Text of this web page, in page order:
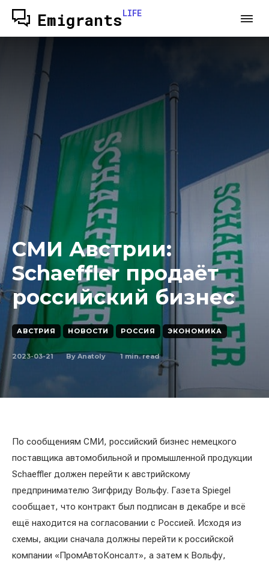
EmigrantsLIFE
СМИ Австрии:
Schaeffler продаёт
российский бизнес
АВСТРИЯ НОВОСТИ РОССИЯ ЭКОНОМИКА
2023-03-21 By Anatoly 1min. read
По сообщениям СМИ, российский бизнес немецкого
поставщика автомобильной и промышленной продукции
Schaeffler должен перейти к австрийскому
предпринимателю Зигфриду Вольфу. Газета Spiegel
сообщает, что контракт был подписан в декабре и всё
ещё находится на согласовании с Россией. Исходя из
схемы, акции сначала должны перейти к российской
компании «ПромАвтоКонсалт», а затем к Вольфу,